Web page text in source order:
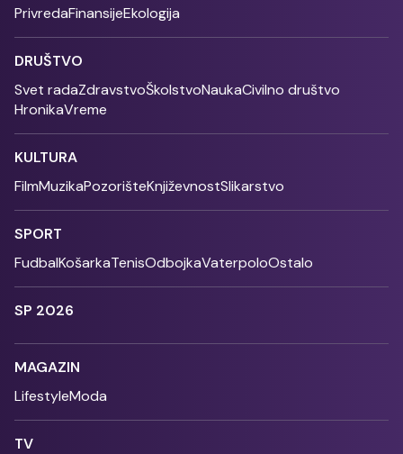
PrivredaFinansijeEkologija
DRUŠTVO
Svet radaZdravstvoŠkolstvoNaukaCivilno društvo
HronikaVreme
KULTURA
FilmMuzikaPozorišteKnjiževnostSlikarstvo
SPORT
FudbalKošarkaTenisOdbojkaVaterpoloOstalo
SP 2026
MAGAZIN
LifestyleModa
TV